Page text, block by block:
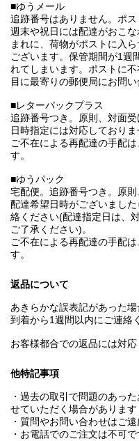
■ゆうメール
追跡番号はありません。ポス
週末や祝日には配達がおこな
まれに、荷物がポストに入
ございます。保管期間が1週
れてしまいます。ポストに
目に最寄りの郵便局にお問い
■レターパックプラス
追跡番号つき。原則、対面受
日時指定には対応しておりま
ご不在による再配達の手配
す。
■ゆうパック
宅配便。追跡番号つき。原則
配達希望日時がございまし
絡ください(配達指定日は、
ご了承ください)。
ご不在による再配達の手配
す。
返品について
あきらかな誤表記があった場
到着から1週間以内にご連絡
お客様都合での返品には対応
他特記事項
・過去の取引で問題のあっ
せていただく場合があります
・質問やお問い合わせはご
・お電話でのご注文は不可で